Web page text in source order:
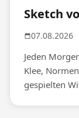
Sketch
07.08.2026
Jeden
Klee,
gespielten